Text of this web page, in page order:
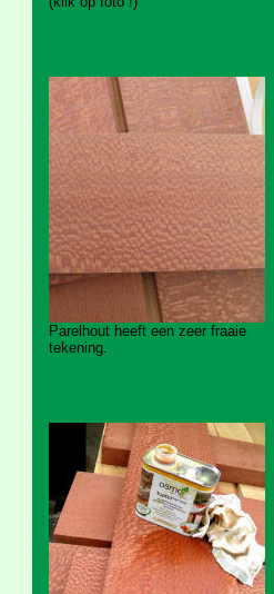
Parelhout heeft een zeer fraaie
tekening.